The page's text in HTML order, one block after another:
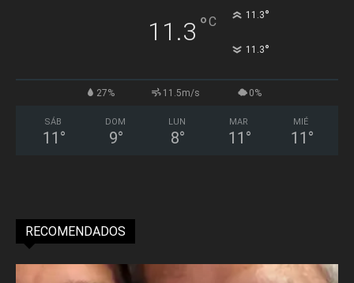
11.3 °C 11.3°
11.3°
27% 11.5m/s 0%
SÁB
11 °
DOM
9°
LUN
8°
MAR
11 °
MIÉ
11 °
RECOMENDADOS